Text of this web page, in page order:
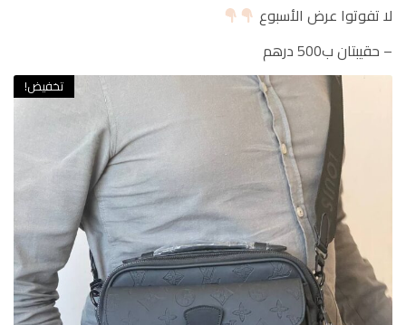
لا تفوتوا عرض الأسبوع
– حقيبتان ب500 درهم
تخفيض!